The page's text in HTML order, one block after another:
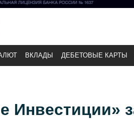
ВКЛАДЫ ДЕБЕТОВЫЕ КАРТЫ
Инвестиции»